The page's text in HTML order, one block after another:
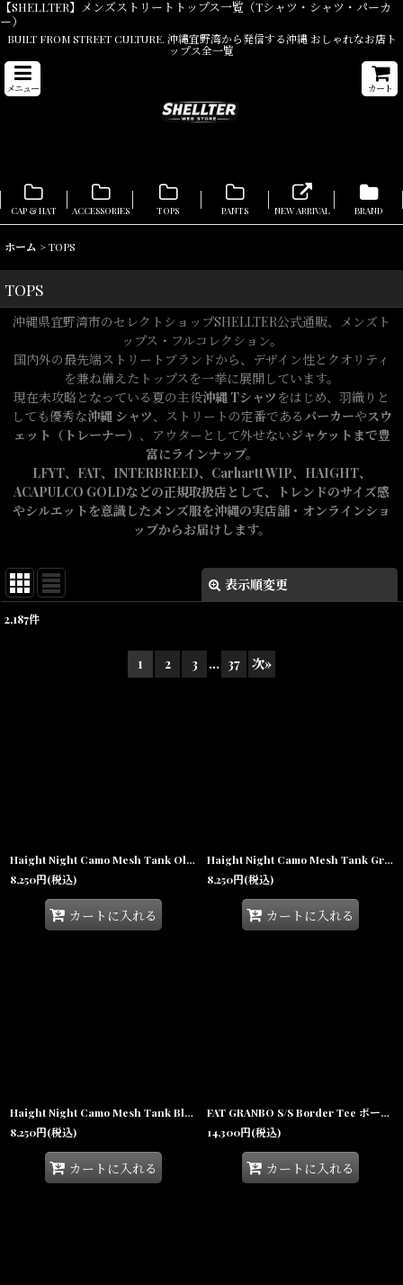
【SHELLTER】メンズストリートトップス一覧（Tシャツ・シャツ・パーカ
ー）
BUILT FROM STREET CULTURE. 沖縄宜野湾から発信する沖縄 おしゃれなお店ト
ップス全一覧
メニュー カート
CAP & HAT ACCESSORIES TOPS PANTS NEW ARRIVAL BRAND
ホーム >TOPS
TOPS
沖縄県宜野湾市のセレクトショップSHELLTER公式通販、メンズト
ップス・フルコレクション。
国内外の最先端ストリートブランドから、デザイン性とクオリティ
を兼ね備えたトップスを一挙に展開しています。
現在未攻略となっている夏の主役沖縄 Tシャツ をはじめ、羽織りと
しても優秀な沖縄 シャツ、ストリートの定番であるパーカーやスウ
ェット（トレーナー） 、アウターとして外せないジャケットまで豊
富にラインナップ。
LFYT、FAT、INTERBREED、Carhartt WIP、HAIGHT、
ACAPULCO GOLDなどの正規取扱店として、トレンドのサイズ感
やシルエットを意識したメンズ服を沖縄の実店舗・オンラインショ
ップからお届けします。
表示順変更
2,187件
1 2 3 ... 37 次»
Haight Night Camo Mesh Tank Olive ナイトカモ メッシュ タンクトップ オリーブグリーン【沖縄 メンズファッション 通販】
8,250円(税込)
カートに入れる
Haight Night Camo Mesh Tank Grey ナイトカモ メッシュ タンクトップ グレー【沖縄 メンズファッション 通販】
8,250円(税込)
カートに入れる
Haight Night Camo Mesh Tank Black ナイトカモ メッシュ タンクトップ ブラック 【沖縄 メンズファッション 通販】
8,250円(税込)
カートに入れる
FAT GRANBO S/S Border Tee ボーダー ポケット 半袖 Tシャツ 沖縄 メンズ服
14,300円(税込)
カートに入れる